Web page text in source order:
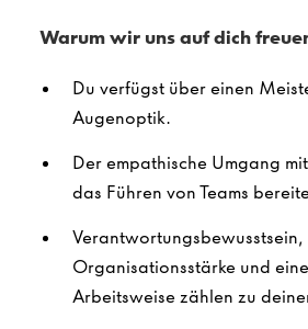
Warum wir uns auf dich
Du verfügst über einen
Augenoptik.
Der empathische Umgang
das Führen von Teams
Verantwortungsbewusstsein,
Organisationsstärke und
Arbeitsweise zählen zu